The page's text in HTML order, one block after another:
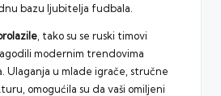
bazu ljubitelja fudbala.
, tako su se ruski timovi
modernim trendovima
Ulaganja u mlade igrače, stručne
omogućila su da vaši omiljeni